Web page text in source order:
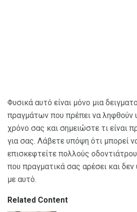
Φυσικά αυτό είναι μόνο μια
πραγμάτων που πρέπει να ληφθούν
χρόνο σας και σημειώστε τι είναι
για σας. Λάβετε υπόψη ότι μπορεί
επισκεφτείτε πολλούς
που πραγματικά σας αρέσει και
με αυτό.
Related Content